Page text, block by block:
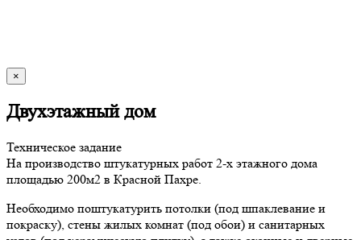
×
Двухэтажный дом
Техническое задание
На производство штукатурных работ 2-х этажного дома
площадью 200м2 в Красной Пахре.
Необходимо поштукатурить потолки (под шпаклевание и
покраску), стены жилых комнат (под обои) и санитарных